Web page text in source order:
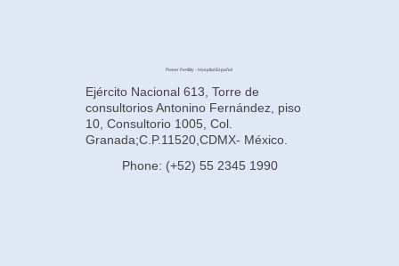
Power Fertility - Hospital Español
Ejército Nacional 613, Torre de
consultorios Antonino Fernández, piso
10, Consultorio 1005, Col.
Granada;C.P.11520,CDMX- México.
Phone: (+52) 55 2345 1990